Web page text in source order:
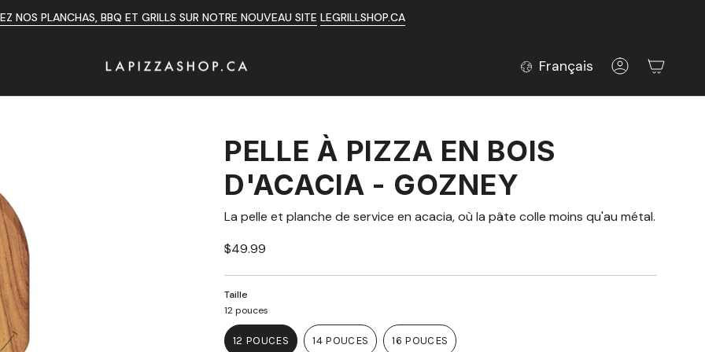
NOS PLANCHAS, BBQ ET GRILLS SUR NOTRE NOUVEAU SITE LEGRILLSHOP.CA
LANGUE
Français Compte
PELLE À PIZZA EN BOIS
D'ACACIA - GOZNEY
La pelle et planche de service en acacia, où la pâte colle moins qu'au métal.
Prix
$49.99
Taille
12 pouces
12 POUCES
14 POUCES
16 POUCES